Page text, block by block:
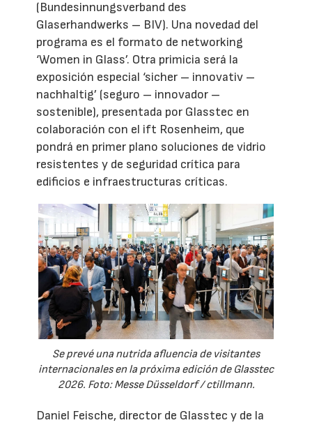
(Bundesinnungsverband des
Glaserhandwerks – BIV). Una novedad del
programa es el formato de networking
‘Women in Glass’. Otra primicia será la
exposición especial ‘sicher – innovativ –
nachhaltig’ (seguro – innovador –
sostenible), presentada por Glasstec en
colaboración con el ift Rosenheim, que
pondrá en primer plano soluciones de vidrio
resistentes y de seguridad crítica para
edificios e infraestructuras críticas.
Se prevé una nutrida afluencia de visitantes
internacionales en la próxima edición de Glasstec
2026. Foto: Messe Düsseldorf / ctillmann.
Daniel Feische, director de Glasstec y de la